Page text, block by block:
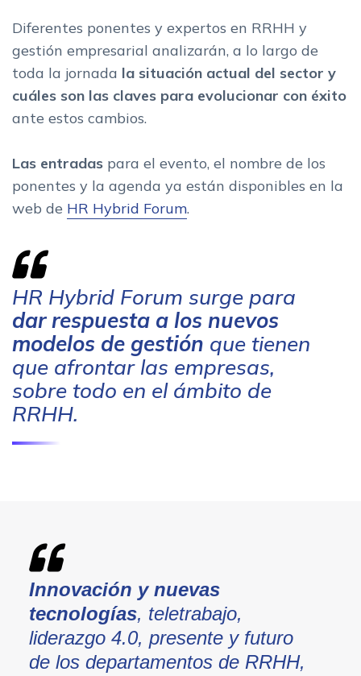
Diferentes ponentes y expertos en RRHH y
gestión empresarial analizarán, a lo largo de
toda la jornada la situación actual del sector y
cuáles son las claves para evolucionar con éxito
ante estos cambios.
Las entradas para el evento, el nombre de los
ponentes y la agenda ya están disponibles en la
web de HR Hybrid Forum.
HR Hybrid Forum surge para
dar respuesta a los nuevos
modelos de gestión que tienen
que afrontar las empresas,
sobre todo en el ámbito de
RRHH.
Innovación y nuevas
tecnologías, teletrabajo,
liderazgo 4.0, presente y futuro
de los departamentos de RRHH,